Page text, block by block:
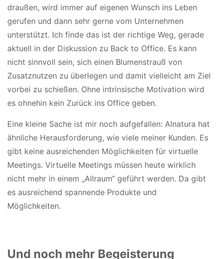
draußen, wird immer auf eigenen Wunsch ins Leben
gerufen und dann sehr gerne vom Unternehmen
unterstützt. Ich finde das ist der richtige Weg, gerade
aktuell in der Diskussion zu Back to Office. Es kann
nicht sinnvoll sein, sich einen Blumenstrauß von
Zusatznutzen zu überlegen und damit vielleicht am Ziel
vorbei zu schießen. Ohne intrinsische Motivation wird
es ohnehin kein Zurück ins Office geben.
Eine kleine Sache ist mir noch aufgefallen: Alnatura hat
ähnliche Herausforderung, wie viele meiner Kunden. Es
gibt keine ausreichenden Möglichkeiten für virtuelle
Meetings. Virtuelle Meetings müssen heute wirklich
nicht mehr in einem „Allraum“ geführt werden. Da gibt
es ausreichend spannende Produkte und
Möglichkeiten.
Und noch mehr Begeisterung